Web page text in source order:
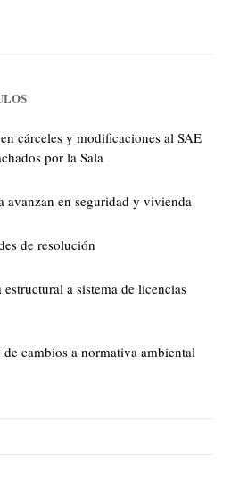
cárceles y modificaciones al SAE
por la Sala
avanzan en seguridad y vivienda
de resolución
a sistema de licencias
cambios a normativa ambiental